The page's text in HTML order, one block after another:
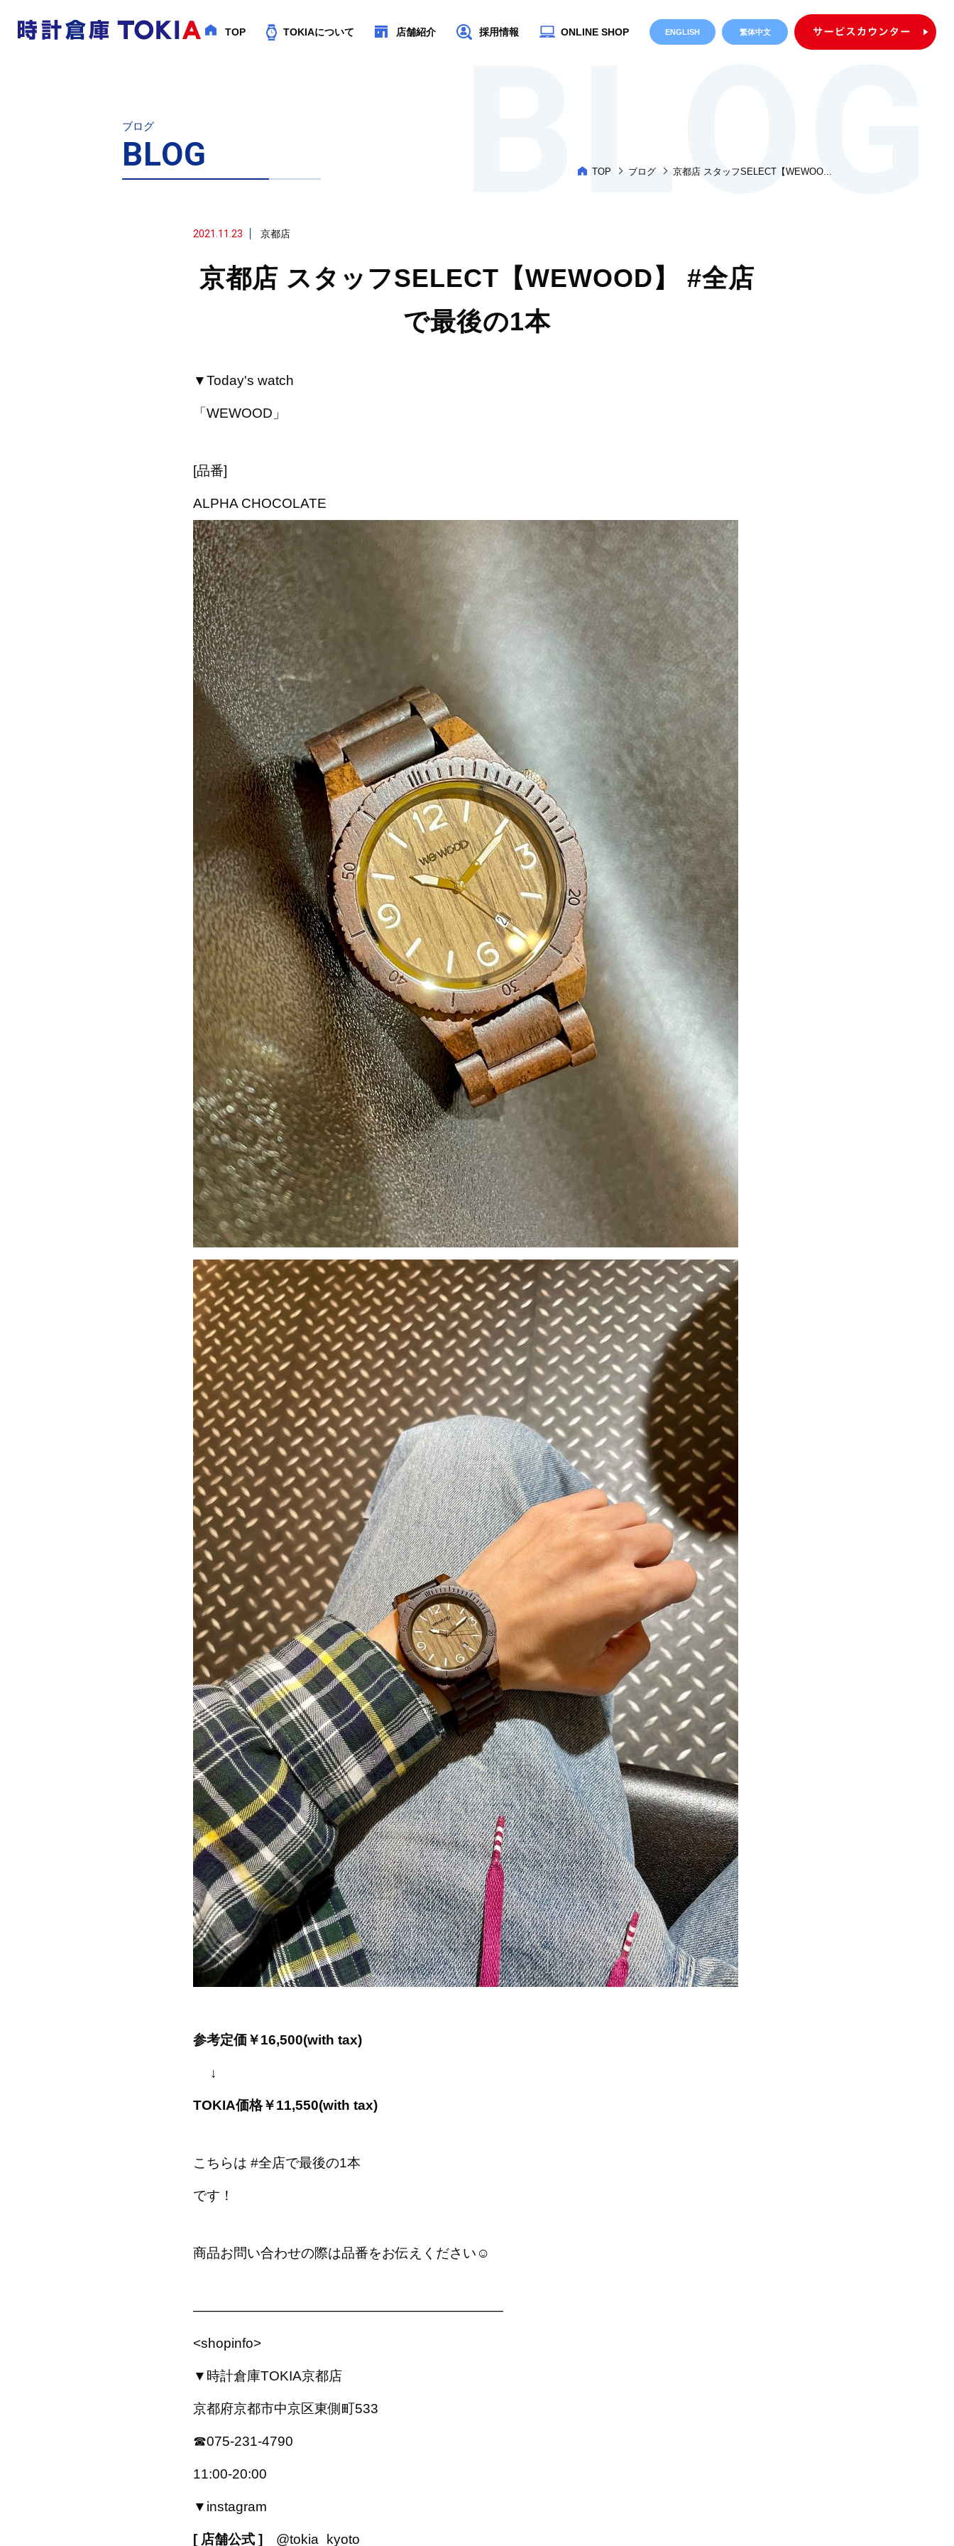
TOP TOKIAについて 店舗紹介 採用情報 ONLINE SHOP ENGLISH 繁体中文
ブログ
BLOG TOP ブログ 京都店 スタッフSELECT【WEWOO...
2021.11.23 京都店
京都店 スタッフSELECT【WEWOOD】 #全店
で最後の1本
▼Today's watch
「WEWOOD」
[品番]
ALPHA CHOCOLATE
参考定価￥16,500(with tax)
↓
TOKIA価格￥11,550(with tax)
こちらは #全店で最後の1本
です！
商品お問い合わせの際は品番をお伝えください☺︎
———————————————————————
<shopinfo>
▼時計倉庫TOKIA京都店
京都府京都市中京区東側町533
☎︎075-231-4790
11:00-20:00
▼instagram
[ 店舗公式 ] @tokia_kyoto